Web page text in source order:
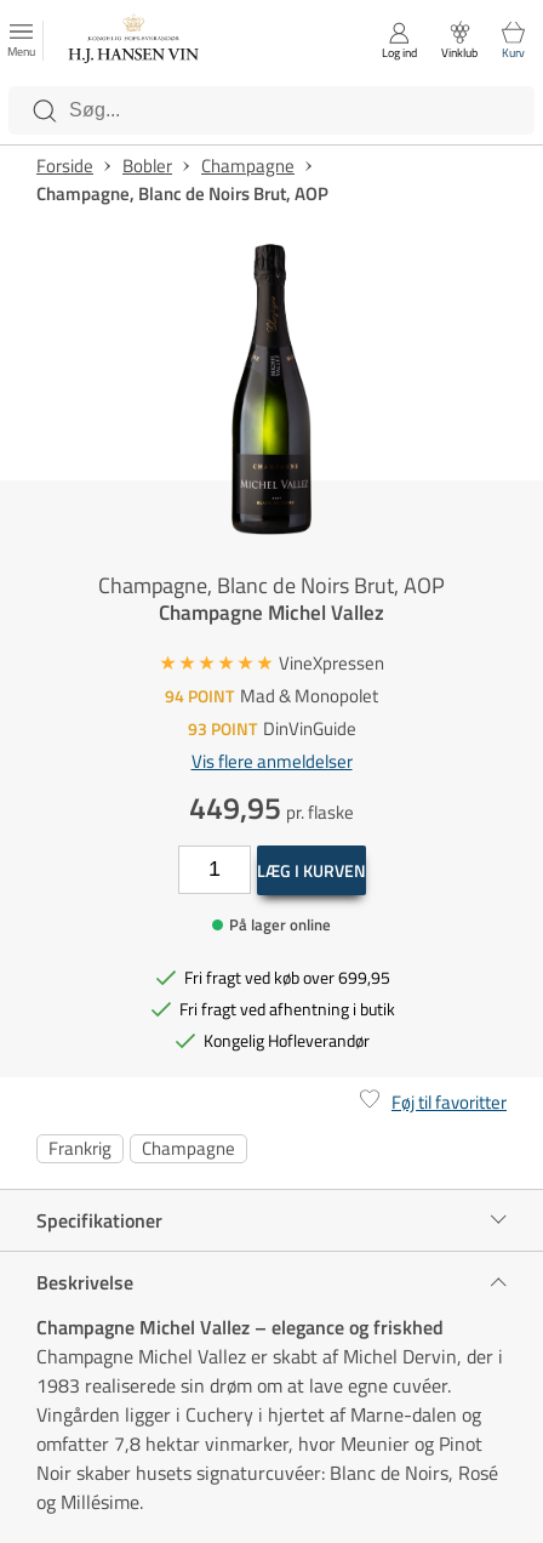
Luk
Kategorier
Menu Log ind Vinklub Kurv
Forside Bobler
Champagne
Champagne, Blanc de Noirs Brut, AOP
Champagne, Blanc de Noirs Brut, AOP
Champagne Michel Vallez
VineXpressen
94POINT Mad & Monopolet
93 POINT DinVinGuide
Vis flere anmeldelser
449,95 pr. flaske
LÆG I KURVEN
På lager online
Fri fragt ved køb over 699,95
Fri fragt ved afhentning i butik
Kongelig Hofleverandør
Føj til favoritter
Frankrig
Champagne
Specifikationer
Beskrivelse
Champagne Michel Vallez – elegance og friskhed
Champagne Michel Vallez er skabt af Michel Dervin, der i
1983 realiserede sin drøm om at lave egne cuvéer.
Vingården ligger i Cuchery i hjertet af Marne-dalen og
omfatter 7,8 hektar vinmarker, hvor Meunier og Pinot
Noir skaber husets signaturcuvéer: Blanc de Noirs, Rosé
og Millésime.